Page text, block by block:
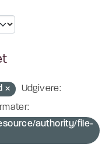
Udgivere:
authority/file-